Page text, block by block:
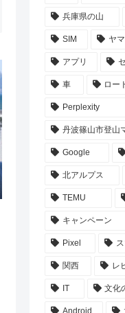
兵庫県の山
SIM ヤ
アプリ
車 ロー
Perplexity
丹波篠山市登山
Google
北アルプス
TEMU
キャンペーン
Pixel
関西 レ
IT 文化